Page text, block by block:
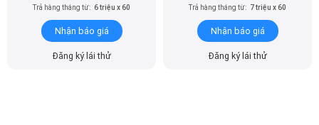
Trả hàng tháng từ: 6 triệu x 60
Nhận báo giá
Đăng ký lái thử
Trả hàng tháng từ: 7 triệu x 60
Nhận báo giá
Đăng ký lái thử